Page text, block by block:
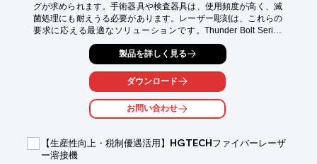
グが求められます。手術器具や検査器具は、使用頻度が高く、滅
菌処理にも耐えうる必要があります。レーザー彫刻は、これらの
要求に応える最適なソリューションです。Thunder Bolt Series
は、金属やプラスチックなど、様々な素材への彫刻に対応し、高
い耐久性を実現します。
【活用シーン】
・手術器具への識別番号やロゴの彫刻
・医療用トレイへのマーキング
・検査器具への型番表示
・器具の追跡可能性向上
・滅菌処理への耐久性向上
製品を詳しく見る
ダウンロード
お問い合わせ
【生産性向上・税制優遇活用】HGTECHファイバーレーザ
ー溶接機